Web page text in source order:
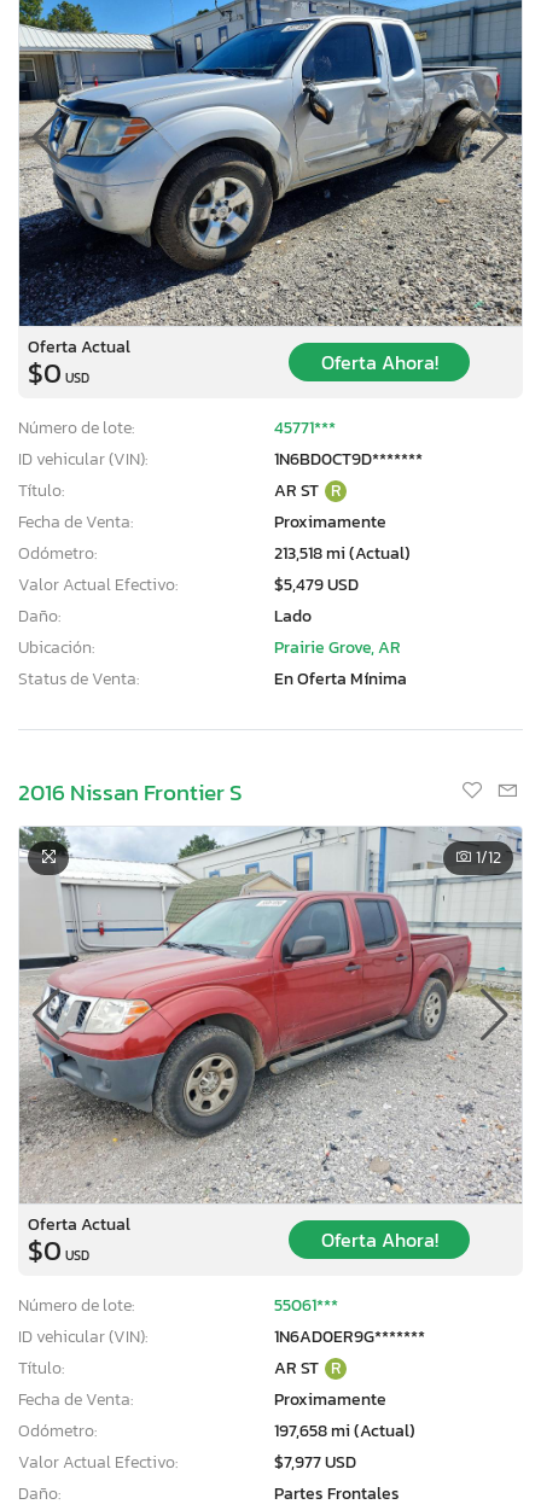
Oferta Actual
$0 USD
Oferta Ahora!
Número de lote:
45771***
ID vehicular (VIN):
1N6BD0CT9D*******
Título:
AR ST R
Fecha de Venta:
Proximamente
Odómetro:
213,518 mi (Actual)
Valor Actual Efectivo:
$5,479 USD
Daño:
Lado
Ubicación:
Prairie Grove, AR
Status de Venta:
En Oferta Mínima
2016 Nissan Frontier S
1/12
Oferta Actual
$0 USD
Oferta Ahora!
Número de lote:
55061***
ID vehicular (VIN):
1N6AD0ER9G*******
Título:
AR ST R
Fecha de Venta:
Proximamente
Odómetro:
197,658 mi (Actual)
Valor Actual Efectivo:
$7,977 USD
Daño:
Partes Frontales